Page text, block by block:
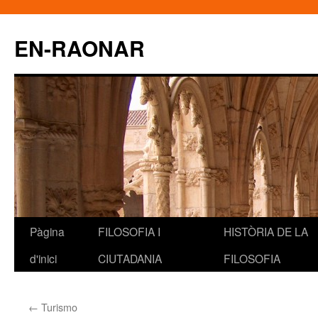
EN-RAONAR
Vés
Pàgina
d'inici
FILOSOFIA I
CIUTADANIA
HISTÒRIA DE LA
FILOSOFIA
← Turismo